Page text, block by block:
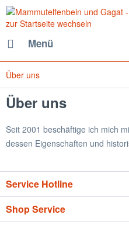
Menü
Über uns
Über uns
Seit 2001 beschäftige ich mich
dessen Eigenschaften und
Service Hotline
Shop Service